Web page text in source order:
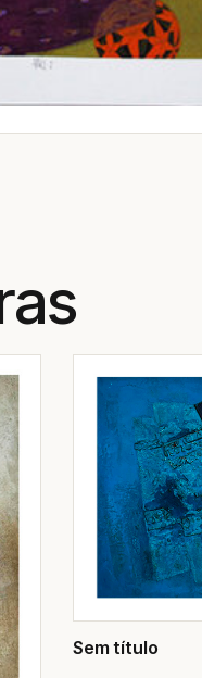
Sem título